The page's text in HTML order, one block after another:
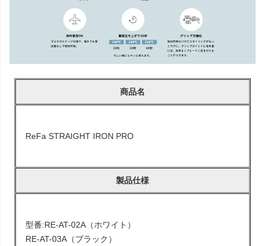
商品名
ReFa STRAIGHT IRON PRO
製品仕様
型番:RE-AT-02A（ホワイト）
RE-AT-03A（ブラック）